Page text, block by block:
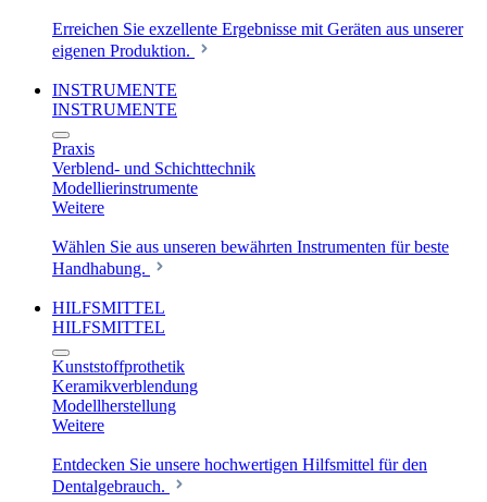
Erreichen Sie exzellente Ergebnisse mit Geräten aus unserer
eigenen Produktion.
INSTRUMENTE
INSTRUMENTE
Praxis
Verblend- und Schichttechnik
Modellierinstrumente
Weitere
Wählen Sie aus unseren bewährten Instrumenten für beste
Handhabung.
HILFSMITTEL
HILFSMITTEL
Kunststoffprothetik
Keramikverblendung
Modellherstellung
Weitere
Entdecken Sie unsere hochwertigen Hilfsmittel für den
Dentalgebrauch.